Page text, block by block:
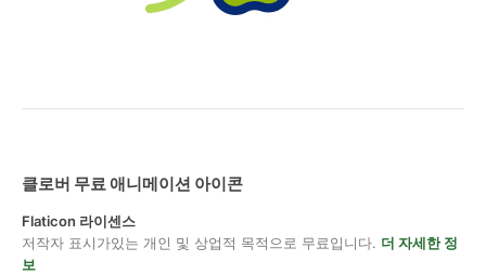
클로버 무료 애니메이션 아이콘
Flaticon 라이센스
저작자 표시가있는 개인 및 상업적 목적으로 무료입니다. 더 자세한 정
보